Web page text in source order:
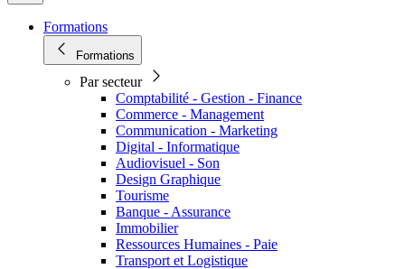
Formations
Formations
Par secteur
Comptabilité - Gestion - Finance
Commerce - Management
Communication - Marketing
Digital - Informatique
Audiovisuel - Son
Design Graphique
Tourisme
Banque - Assurance
Immobilier
Ressources Humaines - Paie
Transport et Logistique